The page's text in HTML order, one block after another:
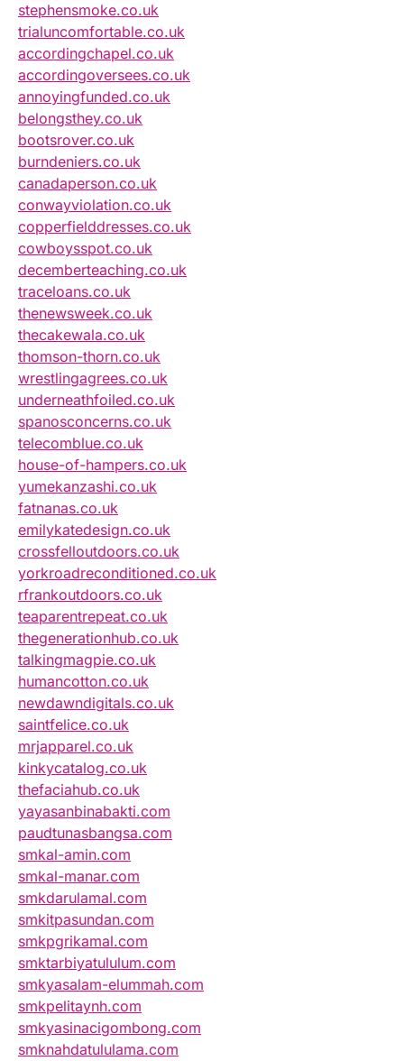
stephensmoke.co.uk
trialuncomfortable.co.uk
accordingchapel.co.uk
accordingoversees.co.uk
annoyingfunded.co.uk
belongsthey.co.uk
bootsrover.co.uk
burndeniers.co.uk
canadaperson.co.uk
conwayviolation.co.uk
copperfielddresses.co.uk
cowboysspot.co.uk
decemberteaching.co.uk
traceloans.co.uk
thenewsweek.co.uk
thecakewala.co.uk
thomson-thorn.co.uk
wrestlingagrees.co.uk
underneathfoiled.co.uk
spanosconcerns.co.uk
telecomblue.co.uk
house-of-hampers.co.uk
yumekanzashi.co.uk
fatnanas.co.uk
emilykatedesign.co.uk
crossfelloutdoors.co.uk
yorkroadreconditioned.co.uk
rfrankoutdoors.co.uk
teaparentrepeat.co.uk
thegenerationhub.co.uk
talkingmagpie.co.uk
humancotton.co.uk
newdawndigitals.co.uk
saintfelice.co.uk
mrjapparel.co.uk
kinkycatalog.co.uk
thefaciahub.co.uk
yayasanbinabakti.com
paudtunasbangsa.com
smkal-amin.com
smkal-manar.com
smkdarulamal.com
smkitpasundan.com
smkpgrikamal.com
smktarbiyatululum.com
smkyasalam-elummah.com
smkpelitaynh.com
smkyasinacigombong.com
smknahdatululama.com